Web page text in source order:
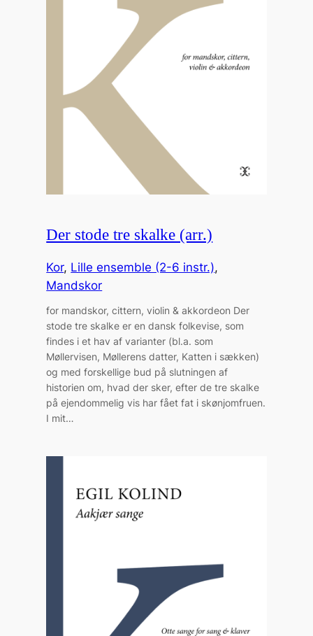
Der stode tre skalke (arr.)
Kor, Lille ensemble (2-6 instr.)
Mandskor
for mandskor, cittern, violin & akkordeon Der
stode tre skalke er en dansk folkevise, som
findes i et hav af varianter (bl.a. som
Møllervisen, Møllerens datter, Katten i sækken)
og med forskellige bud på slutningen af
historien om, hvad der sker, efter de tre skalke
på ejendommelig vis har fået fat i skønjomfruen.
I mit…